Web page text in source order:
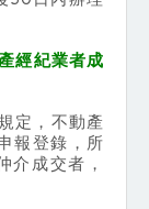
經紀業者成
定，不動產
報登錄，所
介成交者，